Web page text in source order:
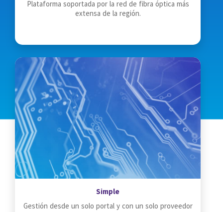
Plataforma soportada por la red de fibra óptica más
extensa de la región.
Simple
Gestión desde un solo portal y con un solo proveedor